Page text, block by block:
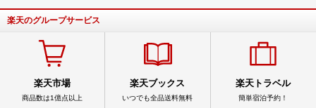
楽天のグループサービス
楽天市場
商品数は1億点以上
楽天ブックス
いつでも全品送料無料
楽天トラベル
簡単宿泊予約！